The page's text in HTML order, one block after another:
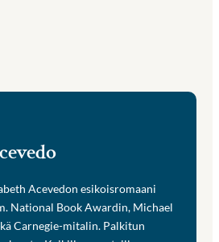
Acevedon esikoisromaani
National Book Awardin, Michael
Carnegie-mitalin. Palkitun